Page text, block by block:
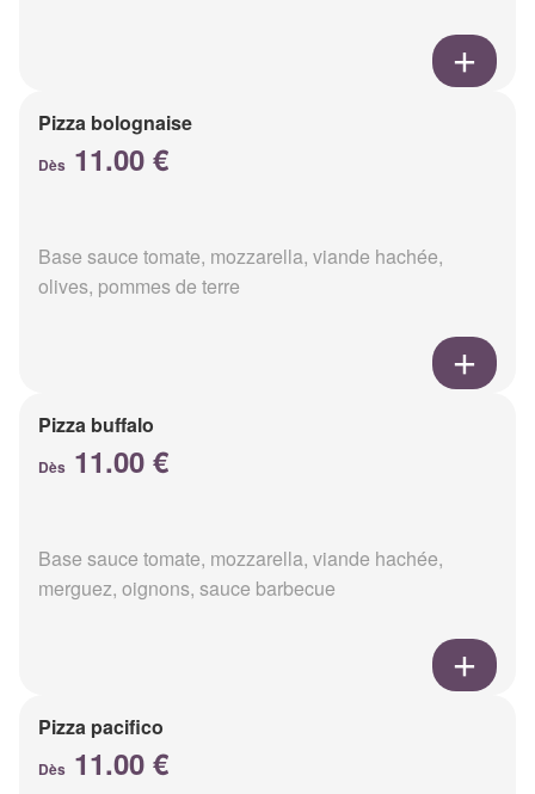
Pizza bolognaise
Dès 11.00 €
Base sauce tomate, mozzarella, viande hachée,
olives, pommes de terre
Pizza buffalo
Dès 11.00 €
Base sauce tomate, mozzarella, viande hachée,
merguez, oignons, sauce barbecue
Pizza pacifico
Dès 11.00 €